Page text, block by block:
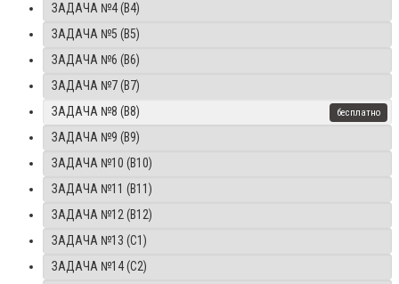
ЗАДАЧА №4 (B4)
ЗАДАЧА №5 (B5)
ЗАДАЧА №6 (B6)
ЗАДАЧА №7 (B7)
ЗАДАЧА №8 (B8)
ЗАДАЧА №9 (B9)
ЗАДАЧА №10 (B10)
ЗАДАЧА №11 (B11)
ЗАДАЧА №12 (B12)
ЗАДАЧА №13 (C1)
ЗАДАЧА №14 (C2)